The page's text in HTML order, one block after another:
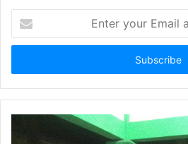
t
r
y